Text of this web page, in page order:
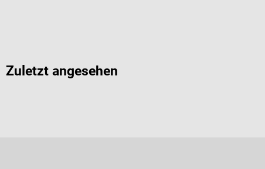
Zuletzt angesehen